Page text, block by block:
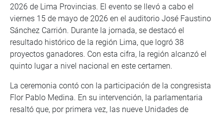
2026 de Lima Provincias. El evento se llevó a cabo el
viernes 15 de mayo de 2026 en el auditorio José Faustino
Sánchez Carrión. Durante la jornada, se destacó el
resultado histórico de la región Lima, que logró 38
proyectos ganadores. Con esta cifra, la región alcanzó el
quinto lugar a nivel nacional en este certamen.
La ceremonia contó con la participación de la congresista
Flor Pablo Medina. En su intervención, la parlamentaria
resaltó que, por primera vez, las nueve Unidades de